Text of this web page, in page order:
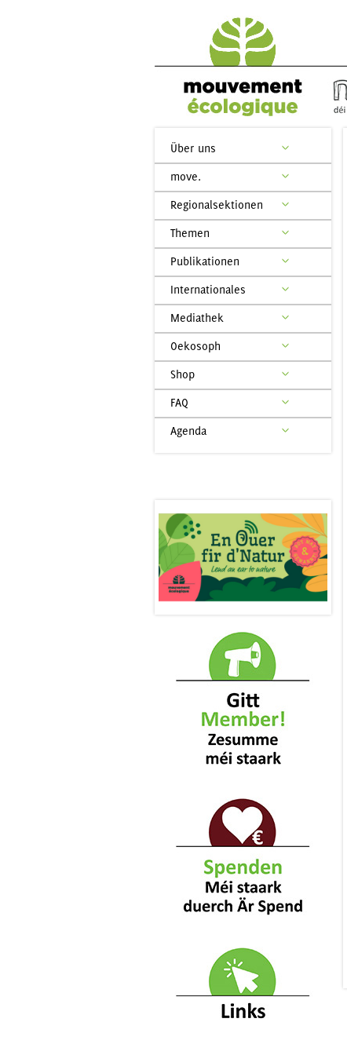
Über uns
move.
Regionalsektionen
Themen
Publikationen
Internationales
Mediathek
Oekosoph
Shop
FAQ
Agenda